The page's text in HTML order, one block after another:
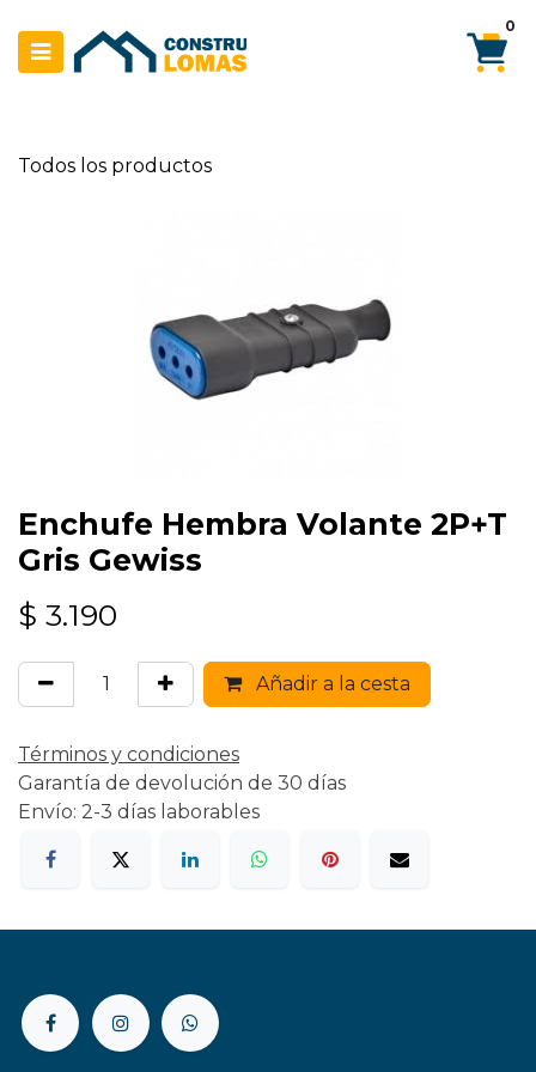
0
Todos los productos
Enchufe Hembra Volante 2P+T
Gris Gewiss
$ 3.190
Añadir a la cesta
Términos y condiciones
Garantía de devolución de 30 días
Envío: 2-3 días laborables